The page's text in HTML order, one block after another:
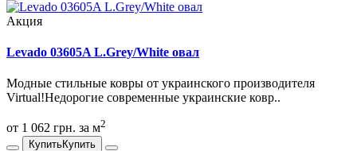
Акция
Levado 03605A L.Grey/White овал
Модные стильные ковры от украинского производителя
Virtual!Недорогие современные украинские ковр..
от 1 062 грн. за м2
КупитьКупить